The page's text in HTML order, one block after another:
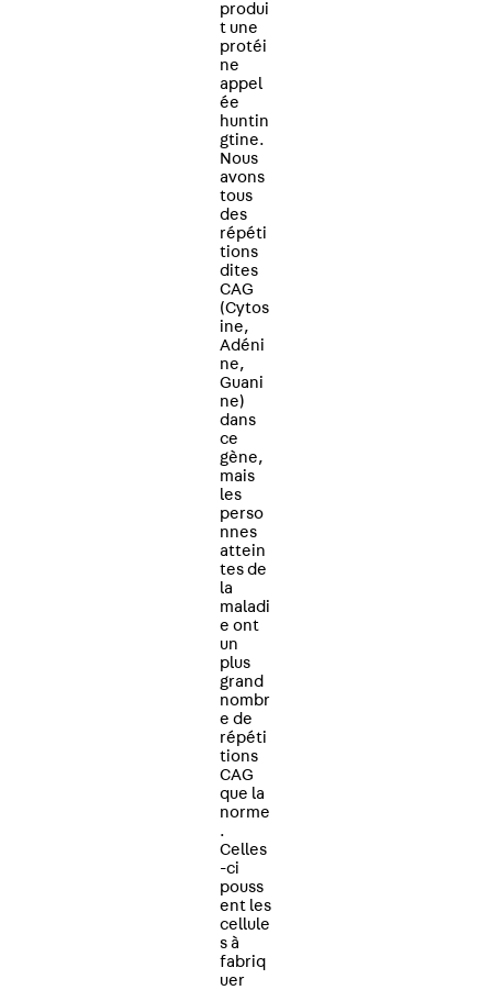
produi
t une
protéi
ne
appel
ée
huntin
gtine.
Nous
avons
tous
des
répéti
tions
dites
CAG
(Cytos
ine,
Adéni
ne,
Guani
ne)
dans
ce
gène,
mais
les
perso
nnes
attein
tes de
la
maladi
e ont
un
plus
grand
nombr
e de
répéti
tions
CAG
que la
norme
.
Celles
-ci
pouss
ent les
cellule
s à
fabriq
uer